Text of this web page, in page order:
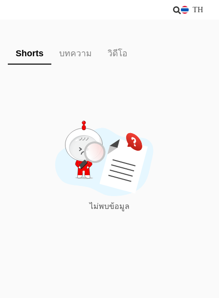
TH
Shorts บทความ วิดีโอ
ไม่พบข้อมูล